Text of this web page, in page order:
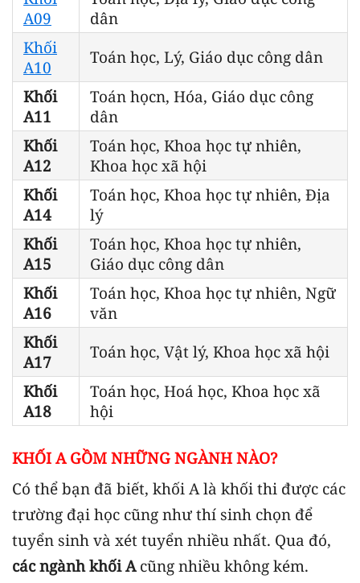
A09
dân
Khối
A10
Toán học, Lý, Giáo dục công dân
Khối
A11
Toán họcn, Hóa, Giáo dục công
dân
Khối
A12
Toán học, Khoa học tự nhiên,
Khoa học xã hội
Khối
A14
Toán học, Khoa học tự nhiên, Địa
lý
Khối
A15
Toán học, Khoa học tự nhiên,
Giáo dục công dân
Khối
A16
Toán học, Khoa học tự nhiên, Ngữ
văn
Khối
A17
Toán học, Vật lý, Khoa học xã hội
Khối
A18
Toán học, Hoá học, Khoa học xã
hội
KHỐI A GỒM NHỮNG NGÀNH NÀO?
Có thể bạn đã biết, khối A là khối thi được các
trường đại học cũng như thí sinh chọn để
tuyển sinh và xét tuyển nhiều nhất. Qua đó,
các ngành khối Acũng nhiều không kém.